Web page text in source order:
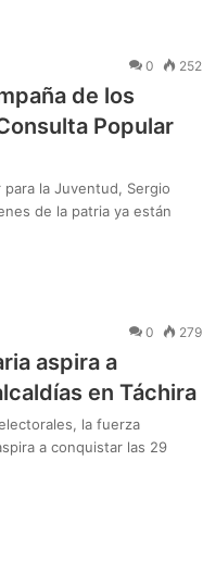
0 252
de los
Popular
la Juventud, Sergio
de la patria ya están
0 279
aspira a
en Táchira
la fuerza
a conquistar las 29